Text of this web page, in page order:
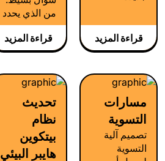
التحتية،
وبالنسبة
لمشروع
Bitcoin
محور أساسي
في مرحلة
التصميم لدينا.
لغات جديدة،
ومفاهيم
جديدة — تمثل
من شأنها
إبطاء
المطورين
الذين يرغبون
فقط في
إطلاق
مشاريعهم
قراءة المزيد
من الذي يحدد
ترتيب
المعاملات؟
بالنسبة إلى
Hyper، يأتي
خلال آلية
الترتيب، وقد
أجرينا بحثًا
معمقًا لتصميم
قراءة المزيد
مسارات
التسوية
تصميم آلية
التسوية
تحديث
نظام
بيتكوين
هايبر البيئي